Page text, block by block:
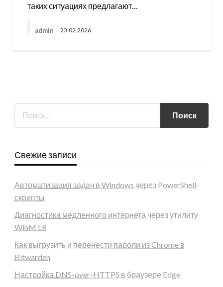
таких ситуациях предлагают…
admin 23.02.2026
Свежие записи
Автоматизация задач в Windows через PowerShell-
скрипты
Диагностика медленного интернета через утилиту
WinMTR
Как выгрузить и перенести пароли из Chrome в
Bitwarden
Настройка DNS-over-HTTPS в браузере Edge